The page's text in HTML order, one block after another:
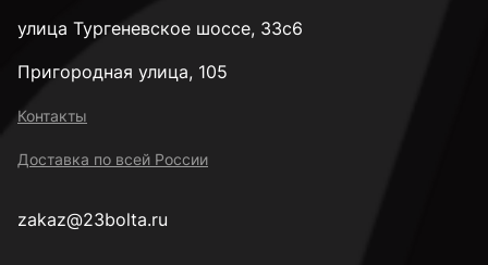
35 мм
улица Тургеневское шоссе, 33с6
Пригородная улица, 105
Контакты
Доставка по всей России
zakaz@23bolta.ru